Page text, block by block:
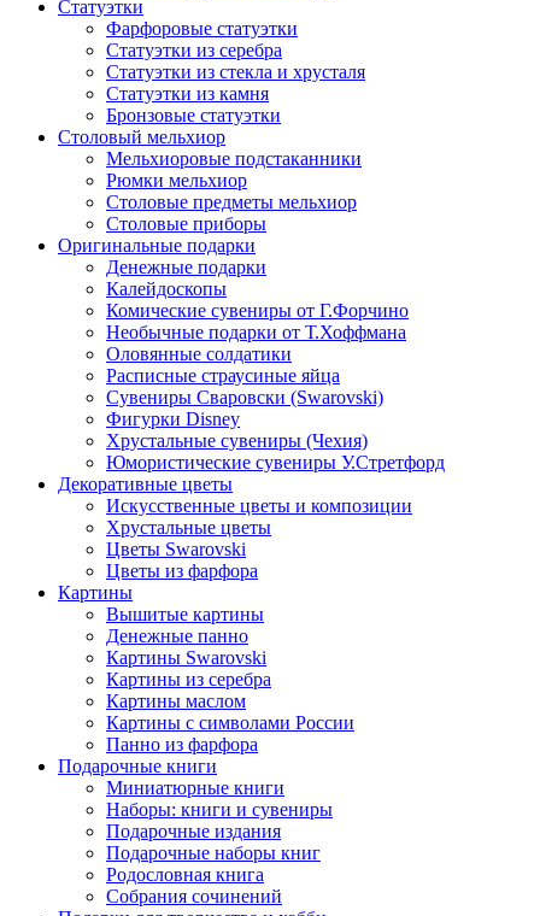
Статуэтки
Фарфоровые статуэтки
Статуэтки из серебра
Статуэтки из стекла и хрусталя
Статуэтки из камня
Бронзовые статуэтки
Столовый мельхиор
Мельхиоровые подстаканники
Рюмки мельхиор
Столовые предметы мельхиор
Столовые приборы
Оригинальные подарки
Денежные подарки
Калейдоскопы
Комические сувениры от Г.Форчино
Необычные подарки от Т.Хоффмана
Оловянные солдатики
Расписные страусиные яйца
Сувениры Сваровски (Swarovski)
Фигурки Disney
Хрустальные сувениры (Чехия)
Юмористические сувениры У.Стретфорд
Декоративные цветы
Искусственные цветы и композиции
Хрустальные цветы
Цветы Swarovski
Цветы из фарфора
Картины
Вышитые картины
Денежные панно
Картины Swarovski
Картины из серебра
Картины маслом
Картины с символами России
Панно из фарфора
Подарочные книги
Миниатюрные книги
Наборы: книги и сувениры
Подарочные издания
Подарочные наборы книг
Родословная книга
Собрания сочинений